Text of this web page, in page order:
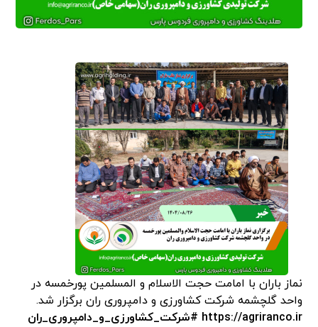
نماز باران با امامت حجت الاسلام و المسلمین پورخمسه در
واحد گلچشمه شرکت کشاورزی و دامپروری ران برگزار شد.
https://agriranco.ir #شرکت_کشاورزی_و_دامپروری_ران